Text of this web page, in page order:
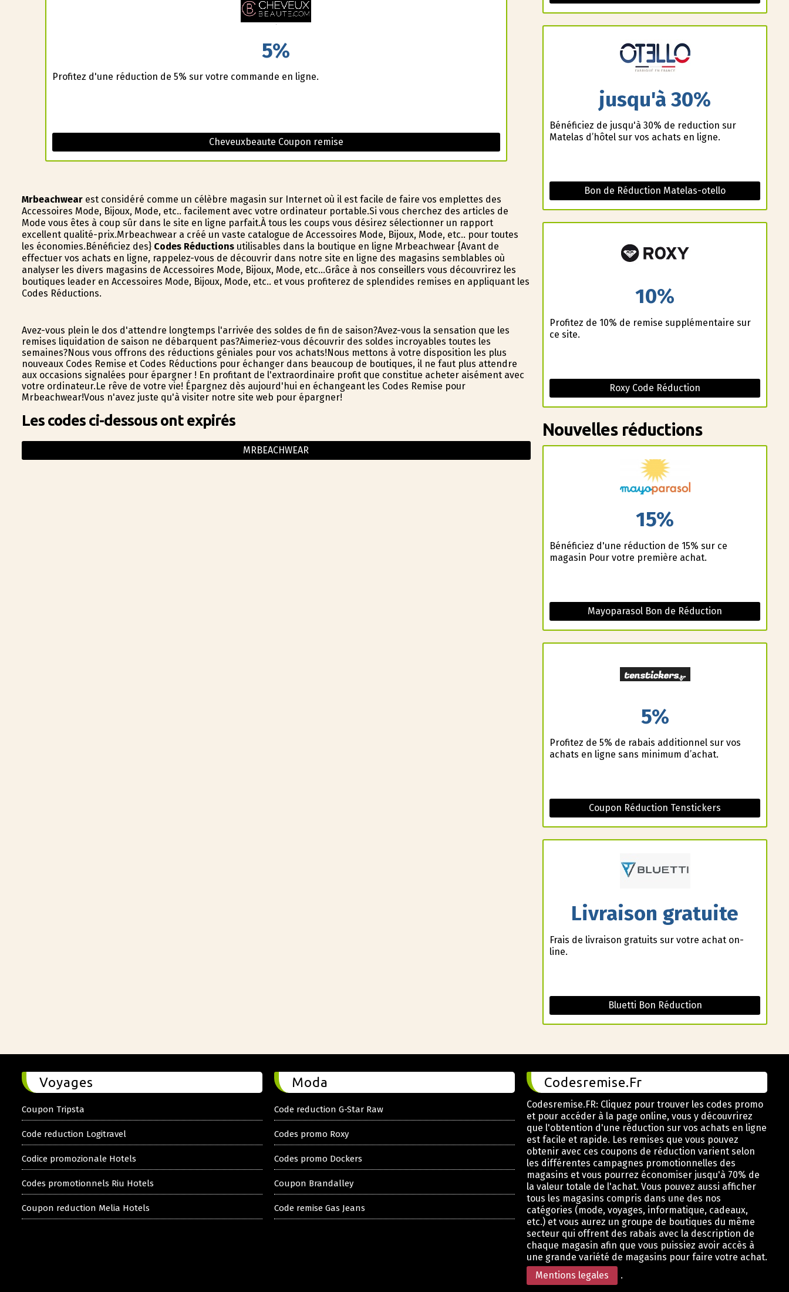
5%
Profitez d'une réduction de 5% sur votre commande en ligne.
Cheveuxbeaute Coupon remise
Mrbeachwearest considéré comme un célèbre magasin sur Internet où il est facile de faire vos emplettes des
Accessoires Mode, Bijoux, Mode, etc.. facilement avec votre ordinateur portable.Si vous cherchez des articles de
Mode vous êtes à coup sûr dans le site en ligne parfait.À tous les coups vous désirez sélectionner un rapport
excellent qualité-prix.Mrbeachwear a créé un vaste catalogue de Accessoires Mode, Bijoux, Mode, etc.. pour toutes
les économies.Bénéficiez des} Codes Réductionsutilisables dans la boutique en ligne Mrbeachwear {Avant de
effectuer vos achats en ligne, rappelez-vous de découvrir dans notre site en ligne des magasins semblables où
analyser les divers magasins de Accessoires Mode, Bijoux, Mode, etc...Grâce à nos conseillers vous découvrirez les
boutiques leader en Accessoires Mode, Bijoux, Mode, etc.. et vous profiterez de splendides remises en appliquant les
Codes Réductions.
Avez-vous plein le dos d'attendre longtemps l'arrivée des soldes de fin de saison?Avez-vous la sensation que les
remises liquidation de saison ne débarquent pas?Aimeriez-vous découvrir des soldes incroyables toutes les
semaines?Nous vous offrons des réductions géniales pour vos achats!Nous mettons à votre disposition les plus
nouveaux Codes Remise et Codes Réductions pour échanger dans beaucoup de boutiques, il ne faut plus attendre
aux occasions signalées pour épargner ! En profitant de l'extraordinaire profit que constitue acheter aisément avec
votre ordinateur.Le rêve de votre vie! Épargnez dès aujourd'hui en échangeant les Codes Remise pour
Mrbeachwear!Vous n'avez juste qu'à visiter notre site web pour épargner!
Les codes ci-dessous ont expirés
MRBEACHWEAR
jusqu'à 30%
Bénéficiez de jusqu'à 30% de reduction sur
Matelas d’hôtel sur vos achats en ligne.
Bon de Réduction Matelas-otello
10%
Profitez de 10% de remise supplémentaire sur
ce site.
Roxy Code Réduction
Nouvelles réductions
15%
Bénéficiez d'une réduction de 15% sur ce
magasin Pour votre première achat.
Mayoparasol Bon de Réduction
5%
Profitez de 5% de rabais additionnel sur vos
achats en ligne sans minimum d’achat.
Coupon Réduction Tenstickers
Livraison gratuite
Frais de livraison gratuits sur votre achat on-
line.
Bluetti Bon Réduction
Voyages
Coupon Tripsta
Code reduction Logitravel
Codice promozionale Hotels
Codes promotionnels Riu Hotels
Coupon reduction Melia Hotels
Moda
Code reduction G-Star Raw
Codes promo Roxy
Codes promo Dockers
Coupon Brandalley
Code remise Gas Jeans
Codesremise.Fr
Codesremise.FR: Cliquez pour trouver les codes promo
et pour accéder à la page online, vous y découvrirez
que l'obtention d'une réduction sur vos achats en ligne
est facile et rapide. Les remises que vous pouvez
obtenir avec ces coupons de réduction varient selon
les différentes campagnes promotionnelles des
magasins et vous pourrez économiser jusqu'à 70% de
la valeur totale de l'achat. Vous pouvez aussi afficher
tous les magasins compris dans une des nos
catégories (mode, voyages, informatique, cadeaux,
etc.) et vous aurez un groupe de boutiques du même
secteur qui offrent des rabais avec la description de
chaque magasin afin que vous puissiez avoir accès à
une grande variété de magasins pour faire votre achat.
Mentions legales
.